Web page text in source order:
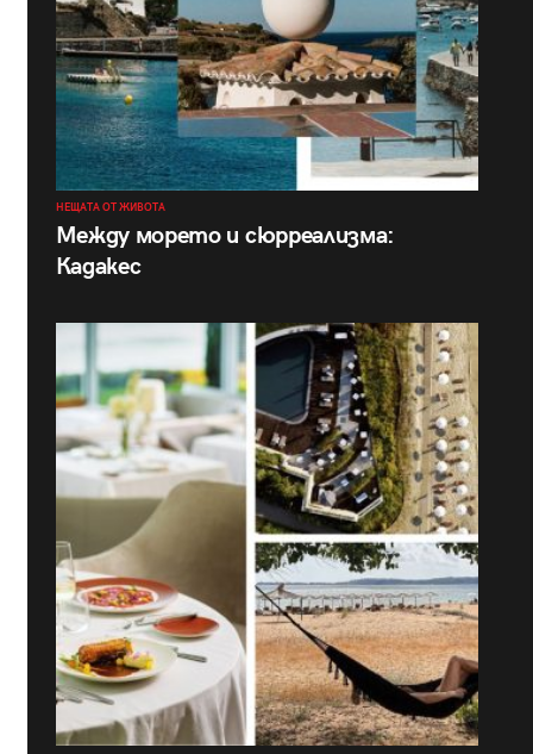
НЕЩАТА ОТ ЖИВОТА
Между морето и сюрреализма:
Кадакес